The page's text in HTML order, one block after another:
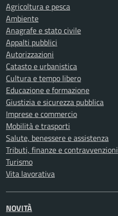
Agricoltura e pesca
Ambiente
Anagrafe e stato civile
Appalti pubblici
Autorizzazioni
Catasto e urbanistica
Cultura e tempo libero
Educazione e formazione
Giustizia e sicurezza pubblica
Imprese e commercio
Mobilità e trasporti
Salute, benessere e assistenza
Tributi, finanze e contravvenzioni
Turismo
Vita lavorativa
NOVITÀ